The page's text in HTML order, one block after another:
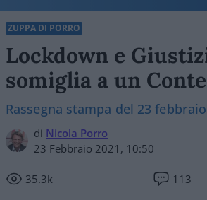
ZUPPA DI PORRO
Lockdown e
somiglia a un
Rassegna stampa del 23
di Nicola Porro
23 Febbraio 2021, 10:50
35.3k 113